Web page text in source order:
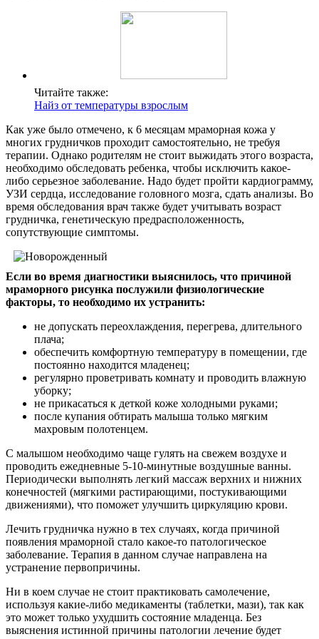
Читайте также:
Найз от температуры взрослым
Как уже было отмечено, к 6 месяцам мраморная кожа у
многих грудничков проходит самостоятельно, не требуя
терапии. Однако родителям не стоит выжидать этого возраста,
необходимо обследовать ребенка, чтобы исключить какое-
либо серьезное заболевание. Надо будет пройти кардиограмму,
УЗИ сердца, исследование головного мозга, сдать анализы. Во
время обследования врач также будет учитывать возраст
грудничка, генетическую предрасположенность,
сопутствующие симптомы.
Если во время диагностики выяснилось, что причиной
мраморного рисунка послужили физиологические
факторы, то необходимо их устранить:
не допускать переохлаждения, перегрева, длительного
плача;
обеспечить комфортную температуру в помещении, где
постоянно находится младенец;
регулярно проветривать комнату и проводить влажную
уборку;
не прикасаться к деткой коже холодными руками;
после купания обтирать малыша только мягким
махровым полотенцем.
С малышом необходимо чаще гулять на свежем воздухе и
проводить ежедневные 5-10-минутные воздушные ванны.
Периодически выполнять легкий массаж верхних и нижних
конечностей (мягкими растирающими, постукивающими
движениями), что поможет улучшить циркуляцию крови.
Лечить грудничка нужно в тех случаях, когда причиной
появления мраморной стало какое-то патологическое
заболевание. Терапия в данном случае направлена на
устранение первопричины.
Ни в коем случае не стоит практиковать самолечение,
используя какие-либо медикаменты (таблетки, мази), так как
это может только ухудшить состояние младенца. Без
выяснения истинной причины патологии лечение будет